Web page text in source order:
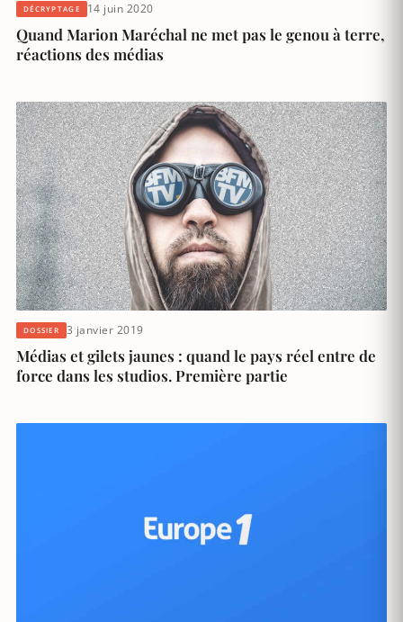
DÉCRYPTAGE 14 juin 2020
Quand Marion Maréchal ne met pas le genou à terre,
réactions des médias
DOSSIER 3 janvier 2019
Médias et gilets jaunes : quand le pays réel entre de
force dans les studios. Première partie